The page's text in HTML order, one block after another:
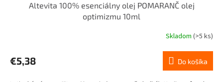
Altevita 100% esenciálny olej POMARANČ olej
optimizmu 10ml
produktu
je
Skladom(>5 ks)
€5,38 Do košíka